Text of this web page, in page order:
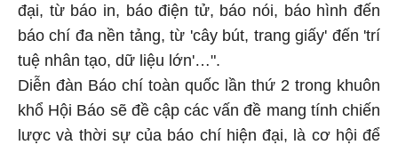
đại, từ báo in, báo điện tử, báo nói, báo hình đến
báo chí đa nền tảng, từ 'cây bút, trang giấy' đến 'trí
tuệ nhân tạo, dữ liệu lớn'…".
Diễn đàn Báo chí toàn quốc lần thứ 2 trong khuôn
khổ Hội Báo sẽ đề cập các vấn đề mang tính chiến
lược và thời sự của báo chí hiện đại, là cơ hội để